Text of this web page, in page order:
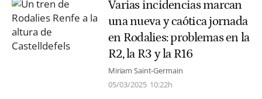
Varias incidencias marcan
una nueva y caótica jornada
en Rodalies: problemas en la
R2, la R3 y la R16
Miriam Saint-Germain
05/03/2025 10:22h